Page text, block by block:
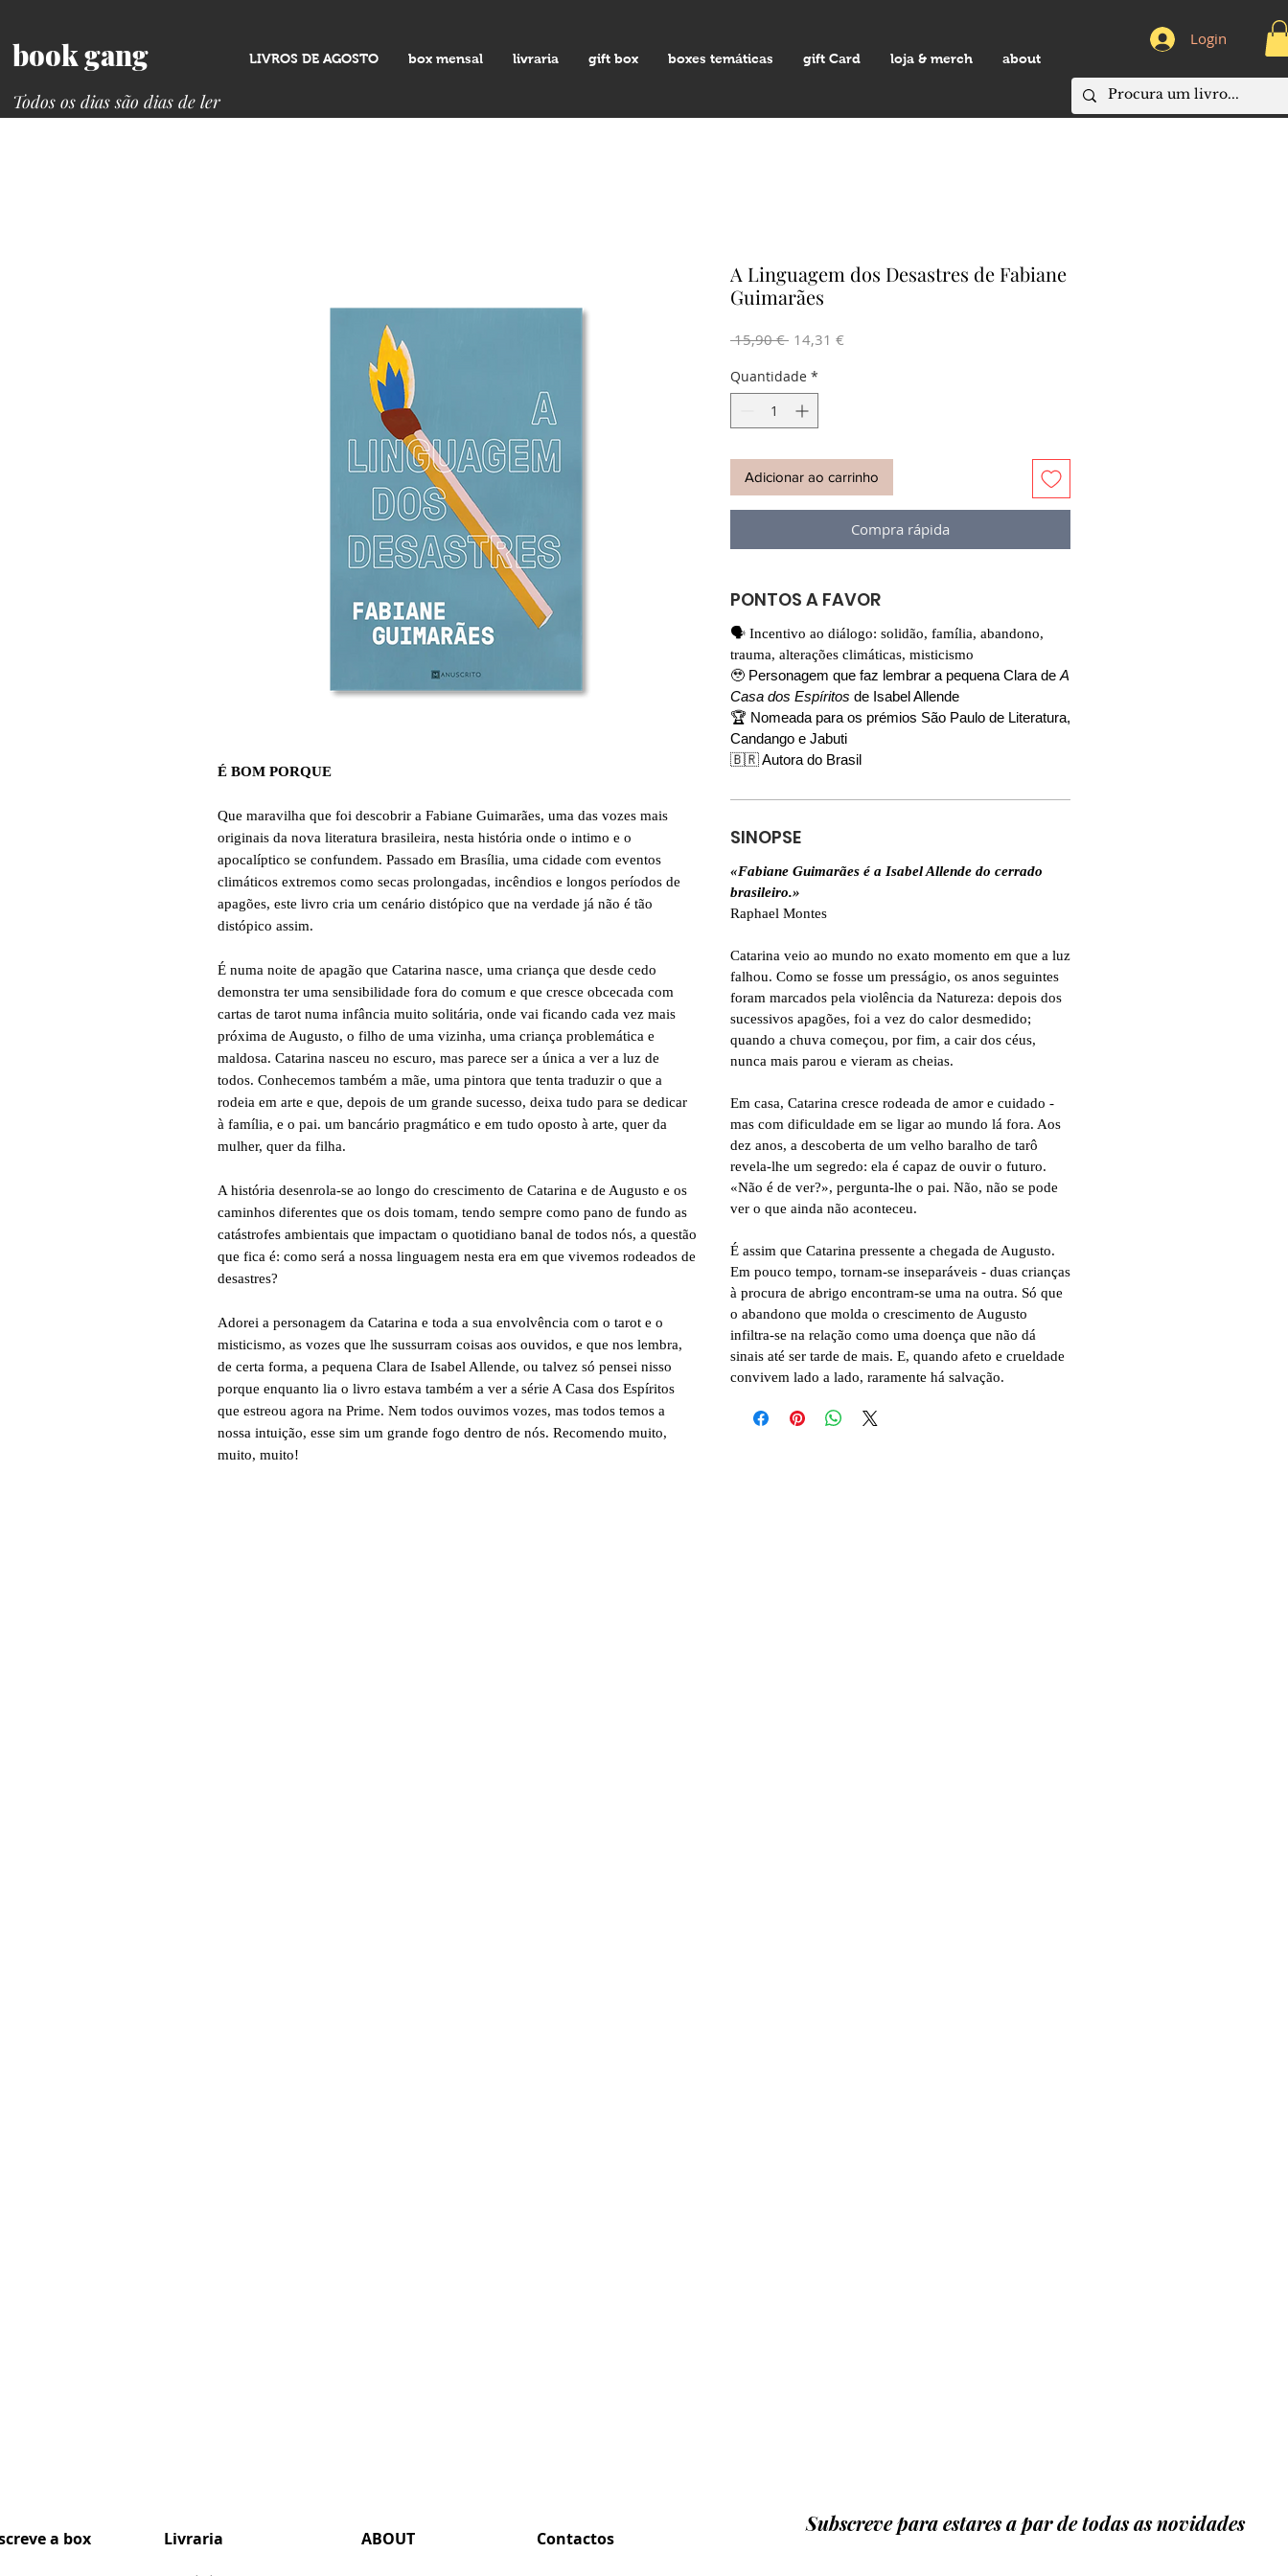
LIVROS DE AGOSTO box mensal livraria gift box boxes temáticas gift Card loja & merch about
Login
book gang
Todos os dias são dias de ler
É BOM PORQUE
Que maravilha que foi descobrir a Fabiane Guimarães, uma das vozes mais
originais da nova literatura brasileira, nesta história onde o intimo e o
apocalíptico se confundem. Passado em Brasília, uma cidade com eventos
climáticos extremos como secas prolongadas, incêndios e longos períodos de
apagões, este livro cria um cenário distópico que na verdade já não é tão
distópico assim.
É numa noite de apagão que Catarina nasce, uma criança que desde cedo
demonstra ter uma sensibilidade fora do comum e que cresce obcecada com
cartas de tarot numa infância muito solitária, onde vai ficando cada vez mais
próxima de Augusto, o filho de uma vizinha, uma criança problemática e
maldosa. Catarina nasceu no escuro, mas parece ser a única a ver a luz de
todos. Conhecemos também a mãe, uma pintora que tenta traduzir o que a
rodeia em arte e que, depois de um grande sucesso, deixa tudo para se dedicar
à família, e o pai. um bancário pragmático e em tudo oposto à arte, quer da
mulher, quer da filha.
A história desenrola-se ao longo do crescimento de Catarina e de Augusto e os
caminhos diferentes que os dois tomam, tendo sempre como pano de fundo as
catástrofes ambientais que impactam o quotidiano banal de todos nós, a questão
que fica é: como será a nossa linguagem nesta era em que vivemos rodeados de
desastres?
Adorei a personagem da Catarina e toda a sua envolvência com o tarot e o
misticismo, as vozes que lhe sussurram coisas aos ouvidos, e que nos lembra,
de certa forma, a pequena Clara de Isabel Allende, ou talvez só pensei nisso
porque enquanto lia o livro estava também a ver a série A Casa dos Espíritos
que estreou agora na Prime. Nem todos ouvimos vozes, mas todos temos a
nossa intuição, esse sim um grande fogo dentro de nós. Recomendo muito,
muito, muito!
A Linguagem dos Desastres de Fabiane
Guimarães
15,90 € Preço
14,31 €
Quantidade *
Adicionar ao carrinho
Compra rápida
PONTOS A FAVOR
🗣️ Incentivo ao diálogo: solidão, família, abandono,
trauma, alterações climáticas, misticismo
🥹 Personagem que faz lembrar a pequena Clara de A
Casa dos Espíritos de Isabel Allende
🏆 Nomeada para os prémios São Paulo de Literatura,
Candango e Jabuti
🇧🇷 Autora do Brasil
SINOPSE
«Fabiane Guimarães é a Isabel Allende do cerrado
brasileiro.»
Raphael Montes
Catarina veio ao mundo no exato momento em que a luz
falhou. Como se fosse um presságio, os anos seguintes
foram marcados pela violência da Natureza: depois dos
sucessivos apagões, foi a vez do calor desmedido;
quando a chuva começou, por fim, a cair dos céus,
nunca mais parou e vieram as cheias.
Em casa, Catarina cresce rodeada de amor e cuidado -
mas com dificuldade em se ligar ao mundo lá fora. Aos
dez anos, a descoberta de um velho baralho de tarô
revela-lhe um segredo: ela é capaz de ouvir o futuro.
«Não é de ver?», pergunta-lhe o pai. Não, não se pode
ver o que ainda não aconteceu.
É assim que Catarina pressente a chegada de Augusto.
Em pouco tempo, tornam-se inseparáveis - duas crianças
à procura de abrigo encontram-se uma na outra. Só que
o abandono que molda o crescimento de Augusto
infiltra-se na relação como uma doença que não dá
sinais até ser tarde de mais. E, quando afeto e crueldade
convivem lado a lado, raramente há salvação.
a box Livraria ABOUT Contactos
Subscreve para estares a par de todas as novidades